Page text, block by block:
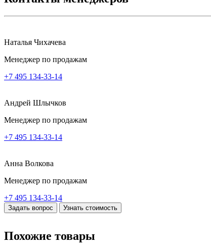
Наталья Чихачева
Менеджер по продажам
+7 495 134-33-14
Андрей Шлычков
Менеджер по продажам
+7 495 134-33-14
Анна Волкова
Менеджер по продажам
+7 495 134-33-14
Задать вопрос Узнать стоимость
Похожие товары